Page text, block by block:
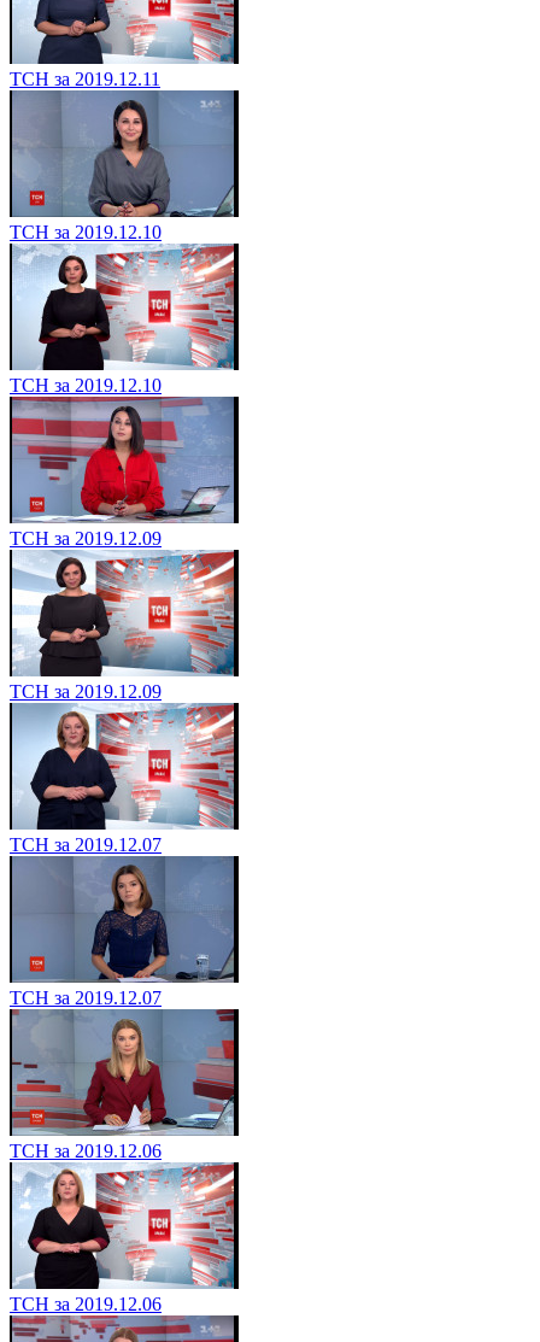
ТСН за 2019.12.11
ТСН за 2019.12.10
ТСН за 2019.12.10
ТСН за 2019.12.09
ТСН за 2019.12.09
ТСН за 2019.12.07
ТСН за 2019.12.07
ТСН за 2019.12.06
ТСН за 2019.12.06